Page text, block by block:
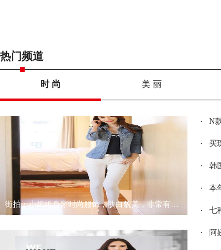
热门频道
时 尚 美 丽
街拍：小姐姐身穿时尚服饰，肤白貌美，非常有女神范
N
买
韩
本
七
阿